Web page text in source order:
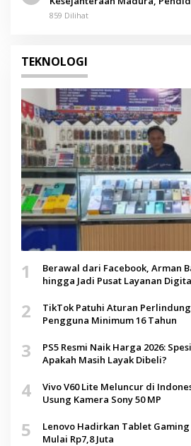
Kunci
859 Dilihat
TEKNOLOGI
1
Berawal dari Facebook, Arman
hingga Jadi Pusat Layanan
2
TikTok Patuhi Aturan
Pengguna Minimum 16 Tahun
3
PS5 Resmi Naik Harga 2026:
Apakah Masih Layak Dibeli?
4
Vivo V60 Lite Meluncur di
Usung Kamera Sony 50 MP
5
Lenovo Hadirkan Tablet
Mulai Rp7,8 Juta